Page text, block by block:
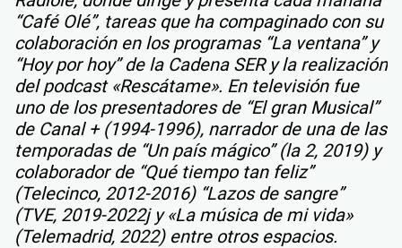
“Café Olé”, tareas que ha compaginado con su
colaboración en los programas “La ventana” y
“Hoy por hoy” de la Cadena SER y la realización
del podcast «Rescátame». En televisión fue
uno de los presentadores de “El gran Musical”
de Canal + (1994-1996), narrador de una de las
temporadas de “Un país mágico” (la 2, 2019) y
colaborador de “Qué tiempo tan feliz”
(Telecinco, 2012-2016) “Lazos de sangre”
(TVE, 2019-2022j y «La música de mi vida»
(Telemadrid, 2022) entre otros espacios.